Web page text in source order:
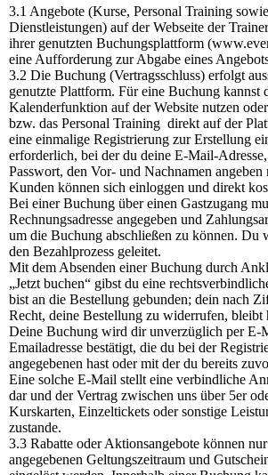
3.1 Angebote (Kurse, Personal Training
Dienstleistungen) auf der Webseite der
ihrer genutzten Buchungsplattform
eine Aufforderung zur Abgabe eines
3.2 Die Buchung (Vertragsschluss) erfolgt
genutzte Plattform. Für eine Buchung kannst
Kalenderfunktion auf der Website nutzen
bzw. das Personal Training direkt auf der
eine einmalige Registrierung zur Erstellung
erforderlich, bei der du deine E-Mail-
Passwort, den Vor- und Nachnamen angeben
Kunden können sich einloggen und direkt
Bei einer Buchung über einen Gastzugang
Rechnungsadresse angegeben und
um die Buchung abschließen zu können. Du
den Bezahlprozess geleitet.
Mit dem Absenden einer Buchung durch
„Jetzt buchen“ gibst du eine
bist an die Bestellung gebunden; dein nach
Recht, deine Bestellung zu widerrufen, bleibt
Deine Buchung wird dir unverzüglich per E-
Emailadresse bestätigt, die du bei der
angegebenen hast oder mit der du bereits
Eine solche E-Mail stellt eine verbindliche
dar und der Vertrag zwischen uns über 5er
Kurskarten, Einzeltickets oder sonstige
zustande.
3.3 Rabatte oder Aktionsangebote können
angegebenen Geltungszeitraum und